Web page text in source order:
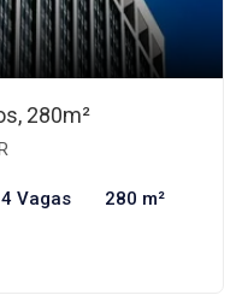
280m²
4 Vagas 280 m²